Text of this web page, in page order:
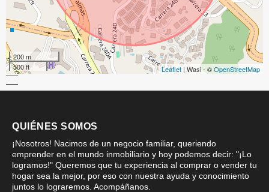
200 m
500 ft
Leaflet| Wasi - ©OpenStreetMap
QUIÉNES SOMOS
¡Nosotros! Nacimos de un negocio familiar, queriendo
emprender en el mundo inmobiliario y hoy podemos decir: "¡Lo
logramos!" Queremos que tu experiencia al comprar o vender tu
hogar sea la mejor, por eso con nuestra ayuda y conocimiento
juntos lo lograremos. Acompáñanos.